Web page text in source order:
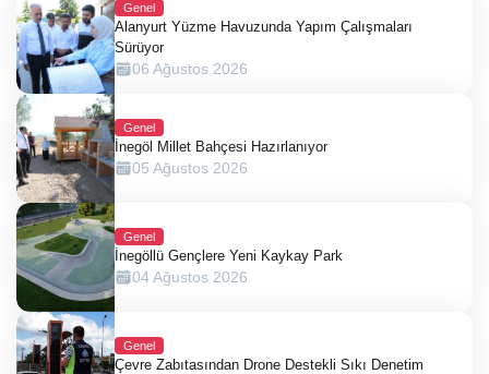
Genel
Alanyurt Yüzme Havuzunda Yapım Çalışmaları
Sürüyor
06 Ağustos 2026
Genel
İnegöl Millet Bahçesi Hazırlanıyor
05 Ağustos 2026
Genel
İnegöllü Gençlere Yeni Kaykay Park
04 Ağustos 2026
Genel
Çevre Zabıtasından Drone Destekli Sıkı Denetim